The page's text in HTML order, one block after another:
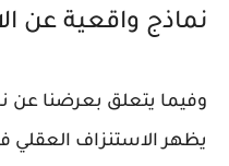
نماذج واقعية عن
وفيما يتعلق بعرضنا عن
يظهر الاستنزاف العقلي